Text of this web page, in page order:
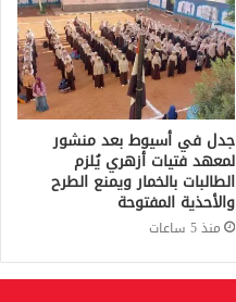
جدل في أسيوط بعد منشور
لمعهد فتيات أزهري يُلزم
الطالبات بالخمار ويمنع الطرح
والأحذية المفتوحة
منذ 5 ساعات